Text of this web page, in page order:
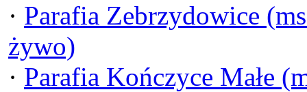
· Parafia Zebrzydowice
żywo)
· Parafia Kończyce Małe